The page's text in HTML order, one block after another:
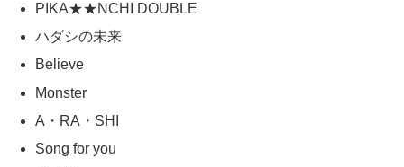
PIKA★★NCHI DOUBLE
ハダシの未来
Believe
Monster
A・RA・SHI
Song for you